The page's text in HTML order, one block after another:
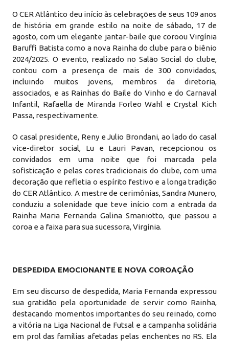
O CER Atlântico deu início às celebrações de seus 109 anos
de história em grande estilo na noite de sábado, 17 de
agosto, com um elegante jantar-baile que coroou Virgínia
Baruffi Batista como a nova Rainha do clube para o biênio
2024/2025. O evento, realizado no Salão Social do clube,
contou com a presença de mais de 300 convidados,
incluindo muitos jovens, membros da diretoria,
associados, e as Rainhas do Baile do Vinho e do Carnaval
Infantil, Rafaella de Miranda Forleo Wahl e Crystal Kich
Passa, respectivamente.
O casal presidente, Reny e Julio Brondani, ao lado do casal
vice-diretor social, Lu e Lauri Pavan, recepcionou os
convidados em uma noite que foi marcada pela
sofisticação e pelas cores tradicionais do clube, com uma
decoração que refletia o espírito festivo e a longa tradição
do CER Atlântico. A mestre de cerimônias, Sandra Munero,
conduziu a solenidade que teve início com a entrada da
Rainha Maria Fernanda Galina Smaniotto, que passou a
coroa e a faixa para sua sucessora, Virgínia.
DESPEDIDA EMOCIONANTE E NOVA COROAÇÃO
Em seu discurso de despedida, Maria Fernanda expressou
sua gratidão pela oportunidade de servir como Rainha,
destacando momentos importantes do seu reinado, como
a vitória na Liga Nacional de Futsal e a campanha solidária
em prol das famílias afetadas pelas enchentes no RS. Ela